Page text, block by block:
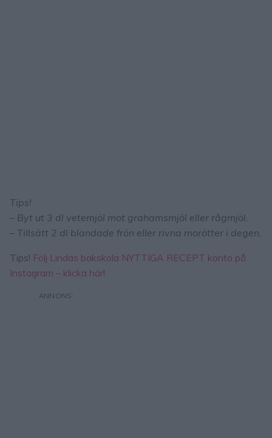
Tips!
– Byt ut 3 dl vetemjöl mot grahamsmjöl eller rågmjöl.
– Tillsätt 2 dl blandade frön eller rivna morötter i degen.
Tips! Följ Lindas bakskola NYTTIGA RECEPT konto på
Instagram – klicka här!